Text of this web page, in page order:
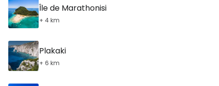
Île de Marathonisi
+ 4 km
Plakaki
+ 6 km